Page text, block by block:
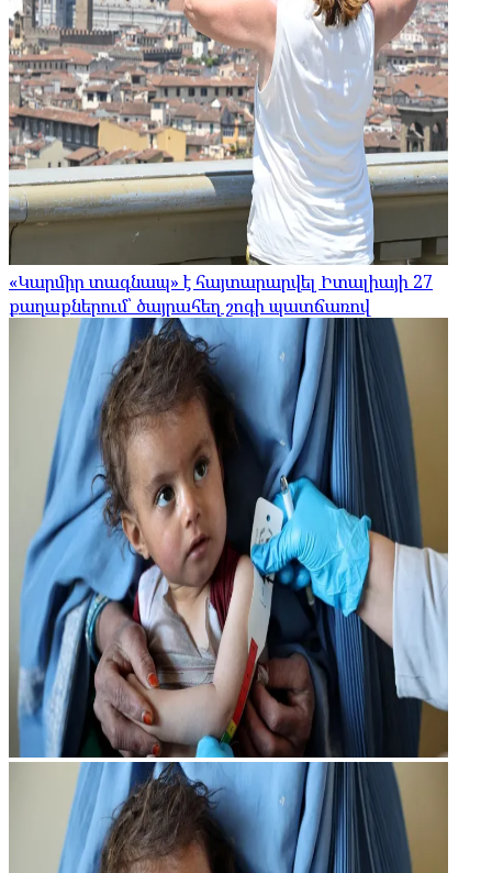
«Կարմիր տագնապ» է հայտարարվել Իտալիայի 27
քաղաքներում՝ ծայրահեղ շոգի պատճառով